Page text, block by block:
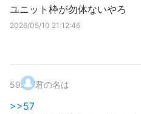
ユニット枠が勿体ないやろ
2026/05/10 21:12:46
59. 君の名は
>>57